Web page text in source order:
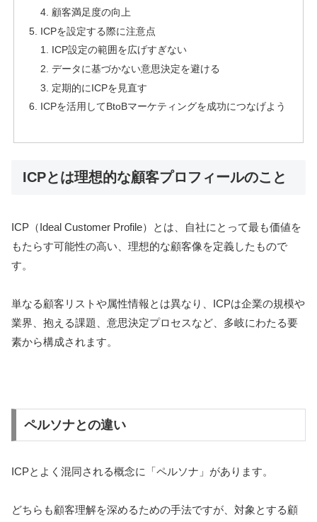
顧客満足度の向上
ICPを設定する際に注意点
ICP設定の範囲を広げすぎない
データに基づかない意思決定を避ける
定期的にICPを見直す
ICPを活用してBtoBマーケティングを成功につなげよう
ICPとは理想的な顧客プロフィールのこと
ICP（Ideal Customer Profile）とは、自社にとって最も価値を
もたらす可能性の高い、理想的な顧客像を定義したもので
す。
単なる顧客リストや属性情報とは異なり、ICPは企業の規模や
業界、抱える課題、意思決定プロセスなど、多岐にわたる要
素から構成されます。
ペルソナとの違い
ICPとよく混同される概念に「ペルソナ」があります。
どちらも顧客理解を深めるための手法ですが、対象とする顧